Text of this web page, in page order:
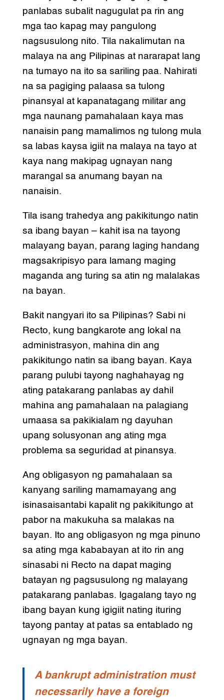
panlabas subalit nagugulat pa rin ang
mga tao kapag may pangulong
nagsusulong nito. Tila nakalimutan na
malaya na ang Pilipinas at nararapat lang
na tumayo na ito sa sariling paa. Nahirati
na sa pagiging palaasa sa tulong
pinansyal at kapanatagang militar ang
mga naunang pamahalaan kaya mas
nanaisin pang mamalimos ng tulong mula
sa labas kaysa igiit na malaya na tayo at
kaya nang makipag ugnayan nang
marangal sa anumang bayan na
nanaisin.
Tila isang trahedya ang pakikitungo natin
sa ibang bayan – kahit isa na tayong
malayang bayan, parang laging handang
magsakripisyo para lamang maging
maganda ang turing sa atin ng malalakas
na bayan.
Bakit nangyari ito sa Pilipinas? Sabi ni
Recto, kung bangkarote ang lokal na
administrasyon, mahina din ang
pakikitungo natin sa ibang bayan. Kaya
parang pulubi tayong naghahayag ng
ating patakarang panlabas ay dahil
mahina ang pamahalaan na palagiang
umaasa sa pakikialam ng dayuhan
upang solusyonan ang ating mga
problema sa seguridad at pinansya.
Ang obligasyon ng pamahalaan sa
kanyang sariling mamamayang ang
isinasaisantabi kapalit ng pakikitungo at
pabor na makukuha sa malakas na
bayan. Ito ang obligasyon ng mga pinuno
sa ating mga kababayan at ito rin ang
sinasabi ni Recto na dapat maging
batayan ng pagsusulong ng malayang
patakarang panlabas. Igagalang tayo ng
ibang bayan kung igigiit nating ituring
tayong pantay at patas sa entablado ng
ugnayan ng mga bayan.
A bankrupt administration must
necessarily have a foreign